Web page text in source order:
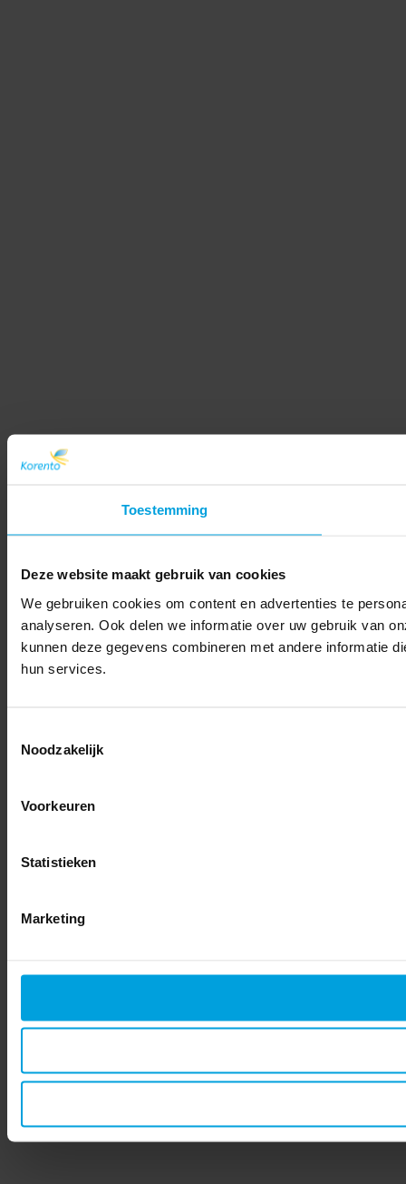
Toestemming
Deze website maakt gebruik van cookies
We gebruiken cookies om content en advertenties te
analyseren. Ook delen we informatie over uw gebruik van
kunnen deze gegevens combineren met andere informatie
hun services.
Noodzakelijk
Voorkeuren
Statistieken
Marketing